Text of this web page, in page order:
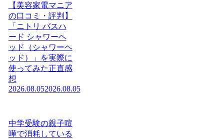
【美容家電マニア
の口コミ・評判】
「ニトリ バスハ
ード シャワーヘ
ッド（シャワーヘ
ッド）」を実際に
使ってみた正直感
想
2026.08.052026.08.05
中学受験の親子喧
嘩で消耗している